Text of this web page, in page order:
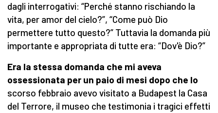
dagli interrogativi: “Perché stanno rischiando la
vita, per amor del cielo?”, “Come può Dio
permettere tutto questo?” Tuttavia la domanda più
importante e appropriata di tutte era: “Dov'è Dio?”
Era la stessa domanda che mi aveva
ossessionata per un paio di mesi dopo che lo
scorso febbraio avevo visitato a Budapest la Casa
del Terrore, il museo che testimonia i tragici effetti